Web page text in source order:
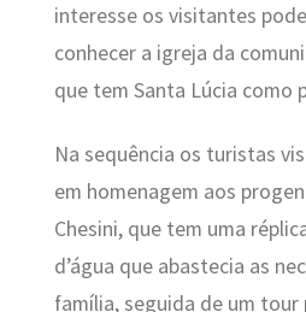
interesse os visitantes
conhecer a igreja da
que tem Santa Lúcia como
Na sequência os turistas
em homenagem aos
Chesini, que tem uma
d’água que abastecia as
família, seguida de um